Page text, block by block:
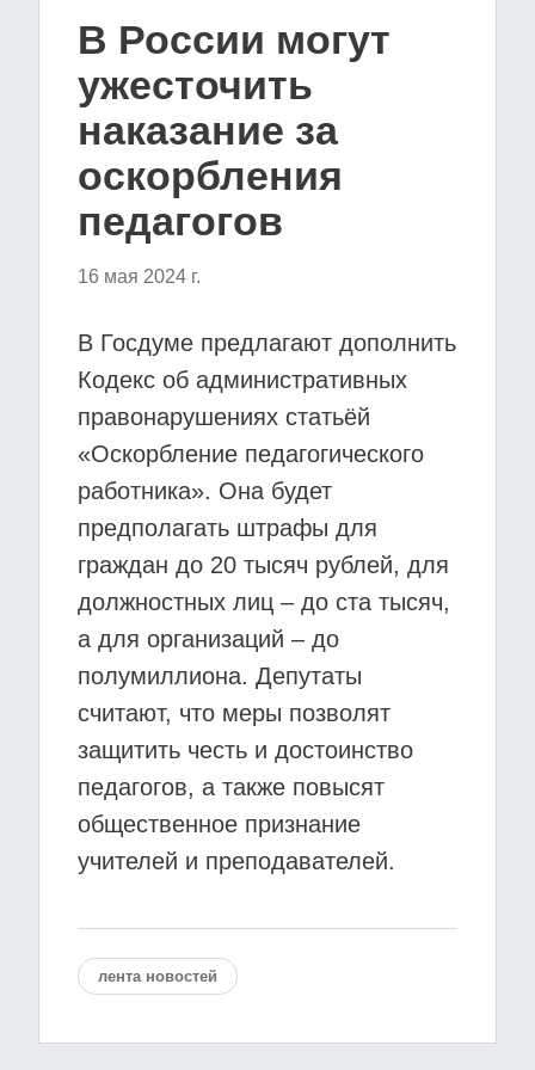
В России могут
ужесточить
наказание за
оскорбления
педагогов
16 мая 2024 г.
В Госдуме предлагают дополнить
Кодекс об административных
правонарушениях статьёй
«Оскорбление педагогического
работника». Она будет
предполагать штрафы для
граждан до 20 тысяч рублей, для
должностных лиц – до ста тысяч,
а для организаций – до
полумиллиона. Депутаты
считают, что меры позволят
защитить честь и достоинство
педагогов, а также повысят
общественное признание
учителей и преподавателей.
лента новостей